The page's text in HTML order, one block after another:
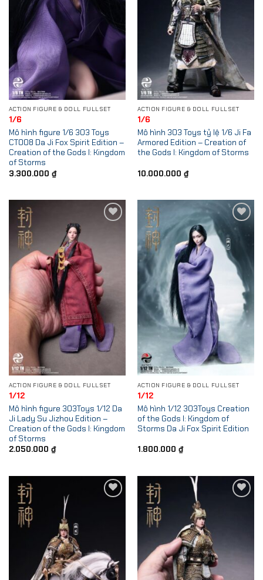
ACTION FIGURE & DOLL FULLSET
1/6
Mô hình figure 1/6 303 Toys
CT008 Da Ji Fox Spirit Edition –
Creation of the Gods I: Kingdom
of Storms
3.300.000 ₫
ACTION FIGURE & DOLL FULLSET
1/6
Mô hình 303 Toys tỷ lệ 1/6 Ji Fa
Armored Edition – Creation of
the Gods I: Kingdom of Storms
10.000.000 ₫
ACTION FIGURE & DOLL FULLSET
1/12
Mô hình figure 303Toys 1/12 Da
Ji Lady Su Jizhou Edition –
Creation of the Gods I: Kingdom
of Storms
2.050.000 ₫
Add to
Wishlist
ACTION FIGURE & DOLL FULLSET
1/12
Mô hình 1/12 303Toys Creation
of the Gods I: Kingdom of
Storms Da Ji Fox Spirit Edition
1.800.000 ₫